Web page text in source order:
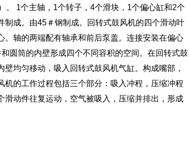
。 1个主轴，1个转子，4个滑块，1个偏心缸和2个
成。由45＃钢制成。回转式鼓风机的四个滑动叶
。轴的两端配有轴承和前后泵盖。连接安装在偏心
圆筒的内壁形成四个不同容积的空间。在回转式鼓
均匀移动，吸入回转式鼓风机气缸。构成嘴部，
的工作过程包括三个部分：吸入冲程，压缩冲程
动件往复运动，空气被吸入，压缩并排出，形成